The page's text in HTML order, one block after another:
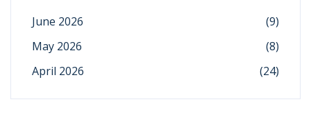
June 2026
(9)
May 2026
(8)
April 2026
(24)